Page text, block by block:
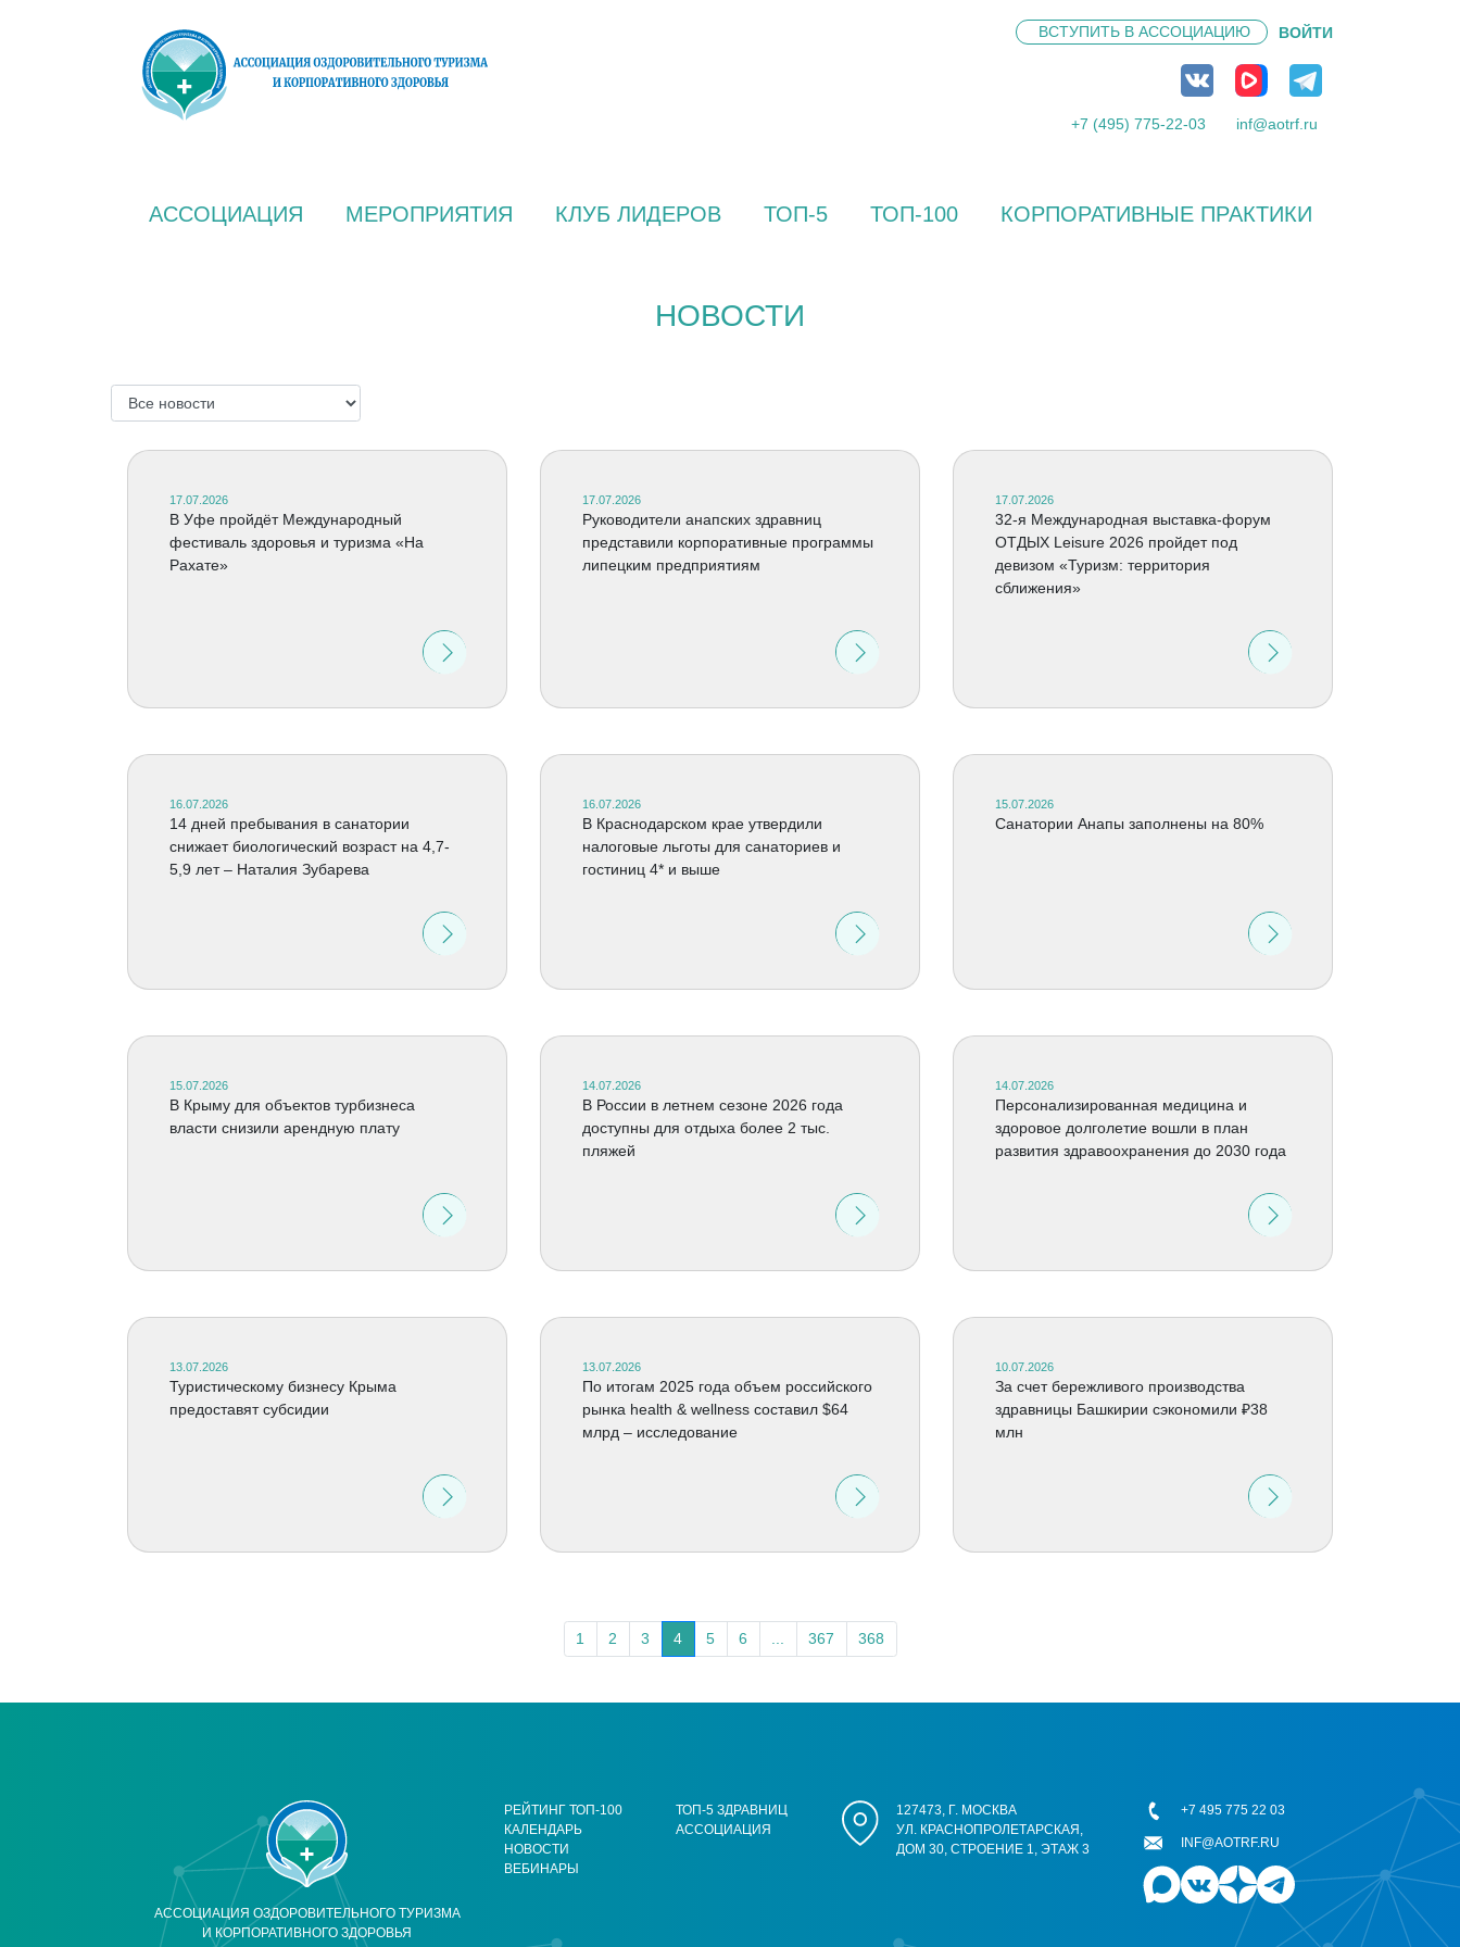
ВСТУПИТЬ В АССОЦИАЦИЮ ВОЙТИ
+7 (495) 775-22-03 inf@aotrf.ru
АССОЦИАЦИЯ МЕРОПРИЯТИЯ КЛУБ ЛИДЕРОВ ТОП-5 ТОП-100 КОРПОРАТИВНЫЕ ПРАКТИКИ
НОВОСТИ
17.07.2026
В Уфе пройдёт Международный
фестиваль здоровья и туризма «На
Рахате»
17.07.2026
Руководители анапских здравниц
представили корпоративные программы
липецким предприятиям
17.07.2026
32-я Международная выставка-форум
ОТДЫХ Leisure 2026 пройдет под
девизом «Туризм: территория
сближения»
16.07.2026
14 дней пребывания в санатории
снижает биологический возраст на 4,7-
5,9 лет – Наталия Зубарева
16.07.2026
В Краснодарском крае утвердили
налоговые льготы для санаториев и
гостиниц 4* и выше
15.07.2026
Санатории Анапы заполнены на 80%
15.07.2026
В Крыму для объектов турбизнеса
власти снизили арендную плату
14.07.2026
В России в летнем сезоне 2026 года
доступны для отдыха более 2 тыс.
пляжей
14.07.2026
Персонализированная медицина и
здоровое долголетие вошли в план
развития здравоохранения до 2030 года
13.07.2026
Туристическому бизнесу Крыма
предоставят субсидии
13.07.2026
По итогам 2025 года объем российского
рынка health & wellness составил $64
млрд – исследование
10.07.2026
За счет бережливого производства
здравницы Башкирии сэкономили ₽38
млн
1 2 3 4 5 6 367 368
АССОЦИАЦИЯ ОЗДОРОВИТЕЛЬНОГО ТУРИЗМА
И КОРПОРАТИВНОГО ЗДОРОВЬЯ
РЕЙТИНГ ТОП-100
КАЛЕНДАРЬ
НОВОСТИ
ВЕБИНАРЫ
ТОП-5 ЗДРАВНИЦ
АССОЦИАЦИЯ
127473, Г. МОСКВА
УЛ. КРАСНОПРОЛЕТАРСКАЯ,
ДОМ 30, СТРОЕНИЕ 1, ЭТАЖ 3
+7 495 775 22 03
INF@AOTRF.RU